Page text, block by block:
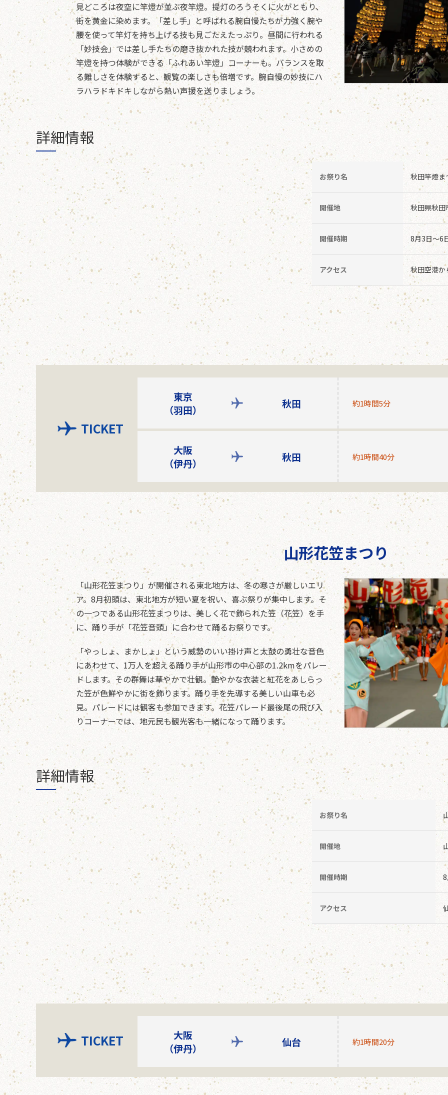
見どころは夜空に竿燈が並ぶ夜竿燈。提灯のろうそくに火がともり、
街を黄金に染めます。「差し手」と呼ばれる腕自慢たちが力強く腕や
腰を使って竿灯を持ち上げる技も見ごたえたっぷり。昼間に行われる
「妙技会」では差し手たちの磨き抜かれた技が競われます。小さめの
竿燈を持つ体験ができる「ふれあい竿燈」コーナーも。バランスを取
る難しさを体験すると、観覧の楽しさも倍増です。腕自慢の妙技にハ
ラハラドキドキしながら熱い声援を送りましょう。
詳細情報
お祭り名 秋田竿燈ま
開催地 秋田県秋田
開催時期 8月3日～6
アクセス 秋田空港か
TICKET
東京
（羽田）
秋田 約1時間5分
大阪
（伊丹）
秋田 約1時間40分
山形花笠まつり
「山形花笠まつり」が開催される東北地方は、冬の寒さが厳しいエリ
ア。8月初頭は、東北地方が短い夏を祝い、喜ぶ祭りが集中します。そ
の一つである山形花笠まつりは、美しく花で飾られた笠（花笠）を手
に、踊り手が「花笠音頭」に合わせて踊るお祭りです。
「やっしょ、まかしょ」という威勢のいい掛け声と太鼓の勇壮な音色
にあわせて、1万人を超える踊り手が山形市の中心部の1.2kmをパレー
ドします。その群舞は華やかで壮観。艶やかな衣装と紅花をあしらっ
た笠が色鮮やかに街を飾ります。踊り手を先導する美しい山車も必
見。パレードには観客も参加できます。花笠パレード最後尾の飛び入
りコーナーでは、地元民も観光客も一緒になって踊ります。
詳細情報
お祭り名
開催地
開催時期
アクセス
TICKET
大阪
（伊丹）
仙台 約1時間20分